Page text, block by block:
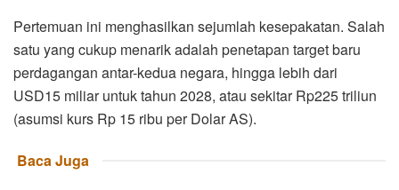
Pertemuan ini menghasilkan sejumlah kesepakatan. Salah
satu yang cukup menarik adalah penetapan target baru
perdagangan antar-kedua negara, hingga lebih dari
USD15 miliar untuk tahun 2028, atau sekitar Rp225 triliun
(asumsi kurs Rp 15 ribu per Dolar AS).
Baca Juga